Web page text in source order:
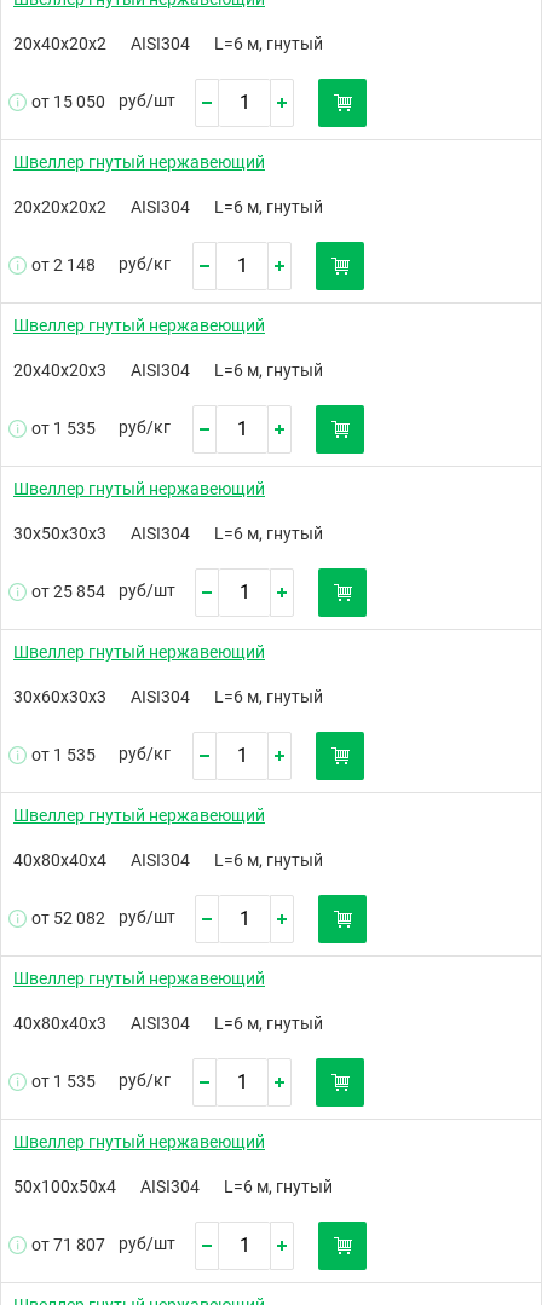
20х40х20х2 AISI304 L=6 м, гнутый
от 15 050 руб/шт
Швеллер гнутый нержавеющий
20х20х20х2 AISI304 L=6 м, гнутый
от 2 148 руб/кг
Швеллер гнутый нержавеющий
20х40х20х3 AISI304 L=6 м, гнутый
от 1 535 руб/кг
Швеллер гнутый нержавеющий
30х50х30х3 AISI304 L=6 м, гнутый
от 25 854 руб/шт
Швеллер гнутый нержавеющий
30х60х30х3 AISI304 L=6 м, гнутый
от 1 535 руб/кг
Швеллер гнутый нержавеющий
40х80х40х4 AISI304 L=6 м, гнутый
от 52 082 руб/шт
Швеллер гнутый нержавеющий
40х80х40х3 AISI304 L=6 м, гнутый
от 1 535 руб/кг
Швеллер гнутый нержавеющий
50х100х50х4 AISI304 L=6 м, гнутый
от 71 807 руб/шт